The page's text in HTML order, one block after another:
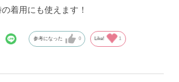
着用にも使えます！
参考になった 0 Like! 1